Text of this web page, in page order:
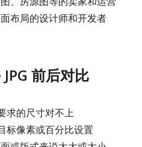
布局的设计师和开发者
前后对比
求的尺寸对不上
标像素或百分比设置